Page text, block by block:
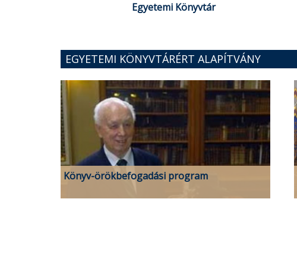
Egyetemi Könyvtár
EGYETEMI KÖNYVTÁRÉRT ALAPÍTVÁNY
Könyv-örökbefogadási program